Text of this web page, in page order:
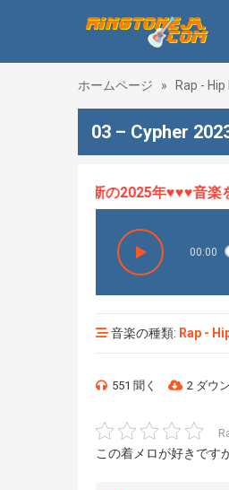
ホームページ » Rap - Hip
03 – Cypher
、最新の2025年♥♥♥音楽を
00:00
音楽の種類: Rap -
551 聞く 2 ダウ
この着メロが好きです